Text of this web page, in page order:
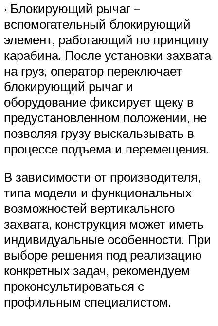
· Блокирующий рычаг –
вспомогательный блокирующий
элемент, работающий по принципу
карабина. После установки захвата
на груз, оператор переключает
блокирующий рычаг и
оборудование фиксирует щеку в
предустановленном положении, не
позволяя грузу выскальзывать в
процессе подъема и перемещения.
В зависимости от производителя,
типа модели и функциональных
возможностей вертикального
захвата, конструкция может иметь
индивидуальные особенности. При
выборе решения под реализацию
конкретных задач, рекомендуем
проконсультироваться с
профильным специалистом.